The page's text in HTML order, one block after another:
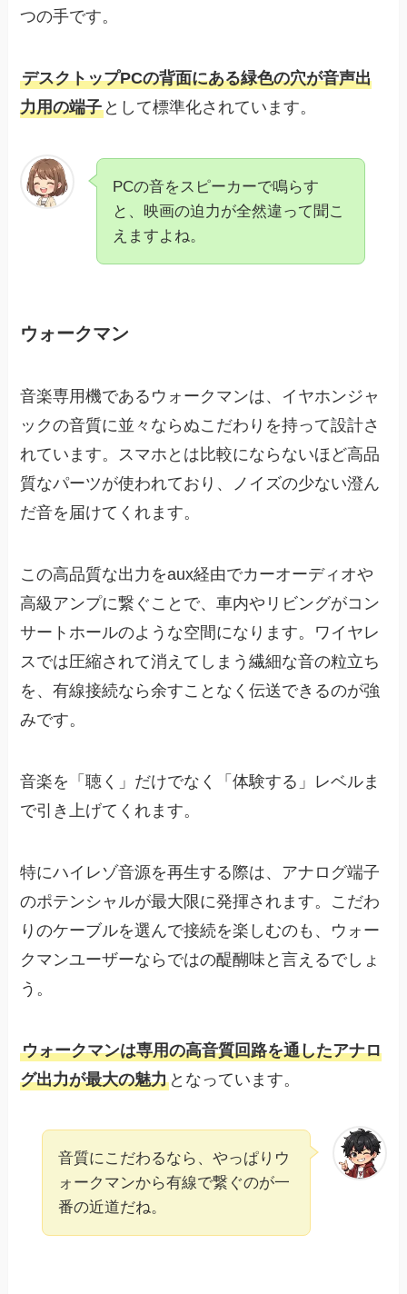
つの手です。
デスクトップPCの背面にある緑色の穴が音声出
力用の端子 として標準化されています。
PCの音をスピーカーで鳴らす
と、映画の迫力が全然違って聞こ
えますよね。
ウォークマン
音楽専用機であるウォークマンは、イヤホンジャ
ックの音質に並々ならぬこだわりを持って設計さ
れています。スマホとは比較にならないほど高品
質なパーツが使われており、ノイズの少ない澄ん
だ音を届けてくれます。
この高品質な出力をaux経由でカーオーディオや
高級アンプに繋ぐことで、車内やリビングがコン
サートホールのような空間になります。ワイヤレ
スでは圧縮されて消えてしまう繊細な音の粒立ち
を、有線接続なら余すことなく伝送できるのが強
みです。
音楽を「聴く」だけでなく「体験する」レベルま
で引き上げてくれます。
特にハイレゾ音源を再生する際は、アナログ端子
のポテンシャルが最大限に発揮されます。こだわ
りのケーブルを選んで接続を楽しむのも、ウォー
クマンユーザーならではの醍醐味と言えるでしょ
う。
ウォークマンは専用の高音質回路を通したアナロ
グ出力が最大の魅力 となっています。
音質にこだわるなら、やっぱりウ
ォークマンから有線で繋ぐのが一
番の近道だね。